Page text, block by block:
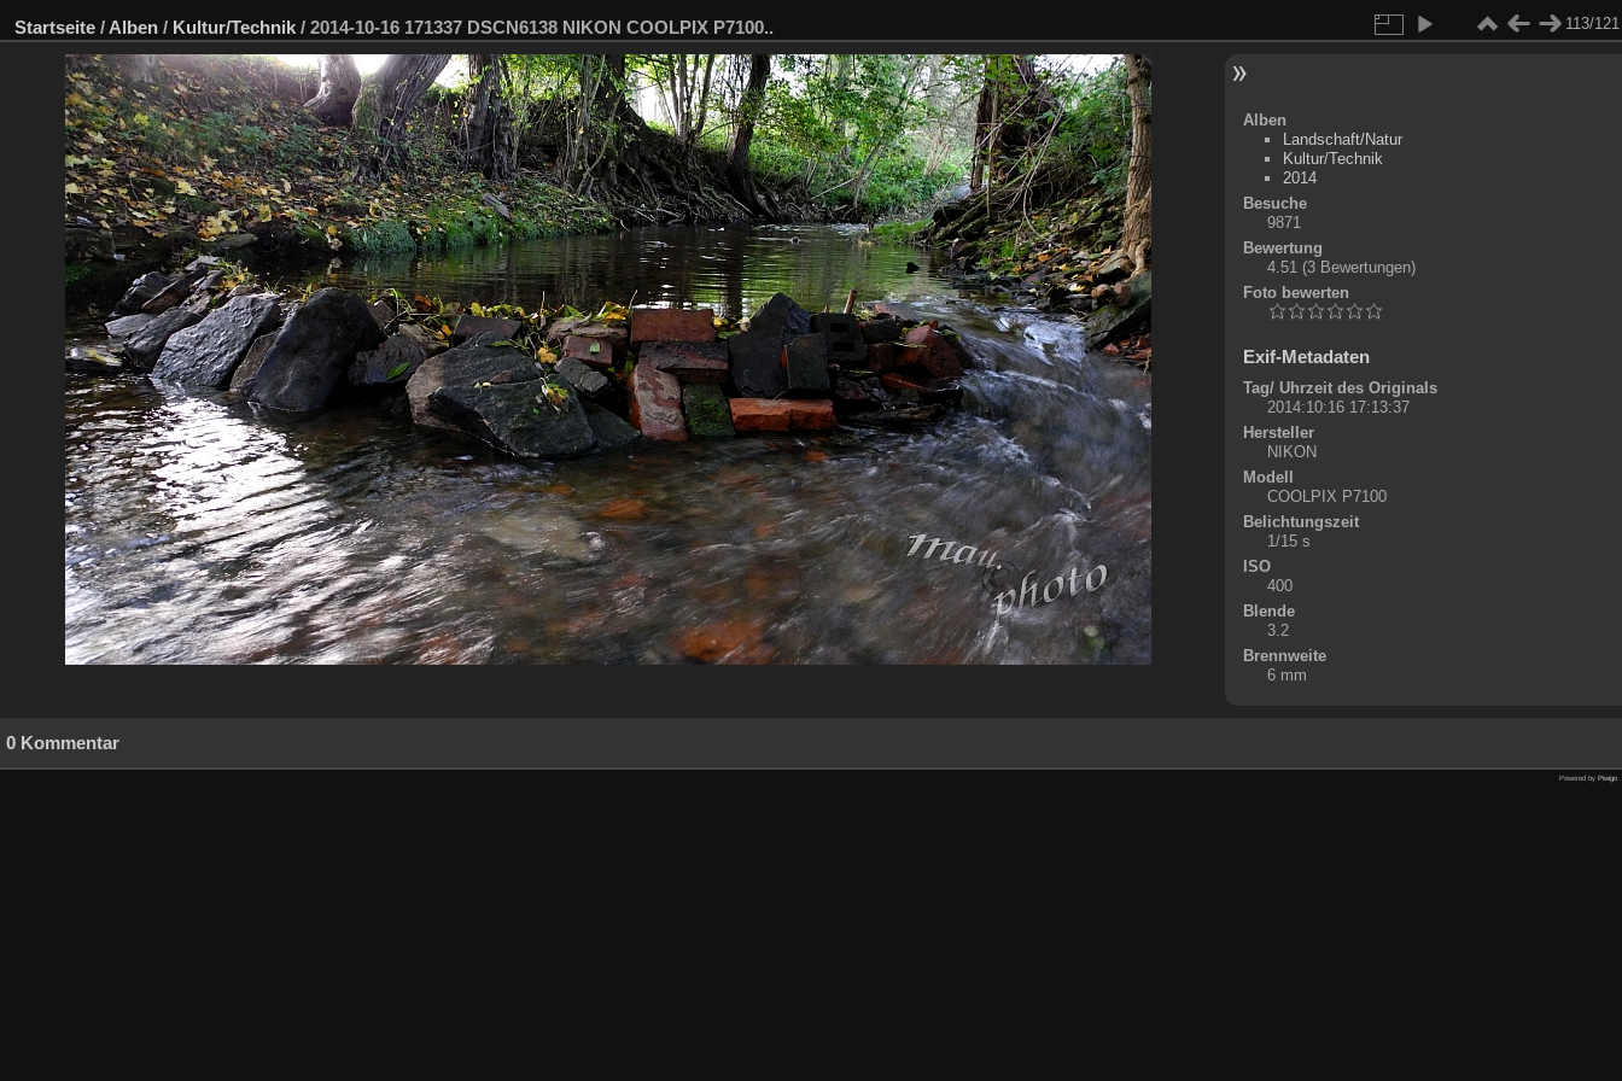
Startseite / Alben / Kultur/Technik / 2014-10-16 171337 DSCN6138 NIKON COOLPIX P7100.. 113/121
Alben
Landschaft/Natur
Kultur/Technik
2014
Besuche
9871
Bewertung
4.51 (3 Bewertungen)
Foto bewerten
Exif-Metadaten
Tag/ Uhrzeit des Originals
2014:10:16 17:13:37
Hersteller
NIKON
Modell
COOLPIX P7100
Belichtungszeit
1/15 s
ISO
400
Blende
3.2
Brennweite
6 mm
0 Kommentar
Powered by Piwigo